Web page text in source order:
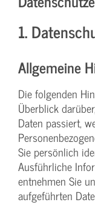
1.
Allgemeine
Die folgenden
Überblick
Daten passiert,
Sie persönlich
Ausführliche
entnehmen Sie
aufgeführten